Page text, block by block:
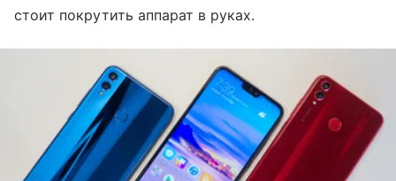
стоит покрутить аппарат в руках.